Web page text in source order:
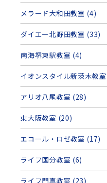
メラード大和田教室 (4)
ダイエー北野田教室 (33)
南海堺東駅教室 (4)
イオンスタイル新茨木教
アリオ八尾教室 (28)
東大阪教室 (20)
エコール・ロゼ教室 (17)
ライフ国分教室 (6)
ライフ門真教室 (23)